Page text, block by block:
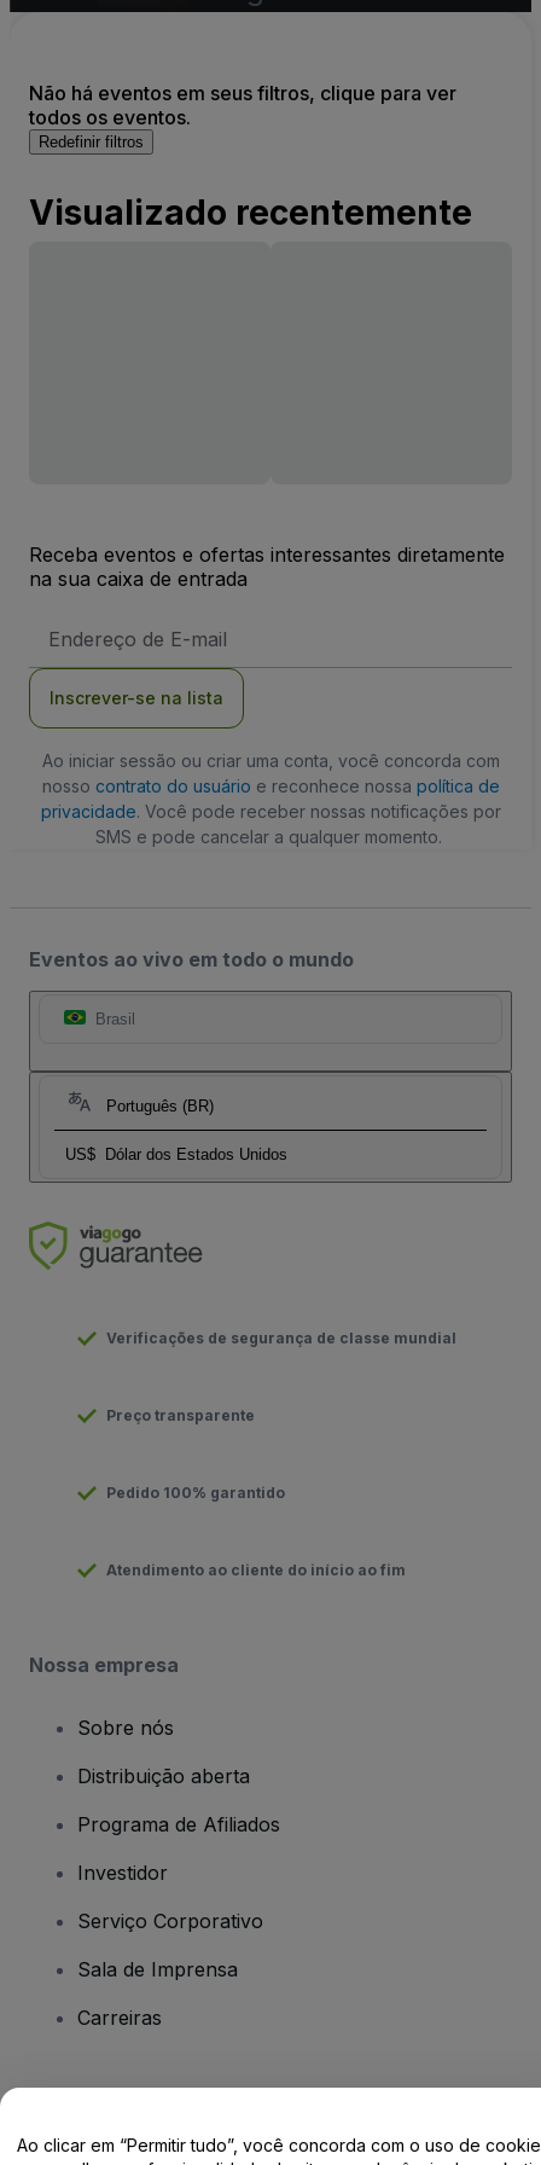
Não há eventos em seus filtros, clique para ver
todos os eventos.
Redefinir filtros
Visualizado recentemente
Receba eventos e ofertas interessantes diretamente
na sua caixa de entrada
de
Inscrever-se na lista
Ao iniciar sessão ou criar uma conta, você concorda com
nosso contrato do usuário e reconhece nossa política de
privacidade. Você pode receber nossas notificações por
SMS e pode cancelar a qualquer momento.
Eventos ao vivo em todo o mundo
Brasil
Português (BR)
US$ Dólar dos Estados Unidos
Verificações de segurança de classe mundial
Preço transparente
Pedido 100% garantido
Atendimento ao cliente do início ao fim
Nossa empresa
Sobre nós
Distribuição aberta
Programa de Afiliados
Investidor
Serviço Corporativo
Sala de Imprensa
Carreiras
Ao clicar em “Permitir tudo”, você concorda com o uso de